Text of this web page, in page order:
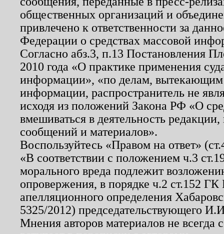
общественных организаций и
привлечено к ответственности за
Федерации о средствах массовой
Согласно абз.3, п.13 Постановления
2010 года «О практике применения
информации», «по делам, вытекающим
информации, распространитель не
исходя из положений Закона РФ «О
вмешиваться в деятельность
сообщений и материалов».
Воспользуйтесь «Правом на ответ»
«В соответствии с положением ч.3
морального вреда подлежит
опровержения, в порядке ч.2 ст.152
апелляционного определения
5325/2012) председательствующего
Мнения авторов материалов не